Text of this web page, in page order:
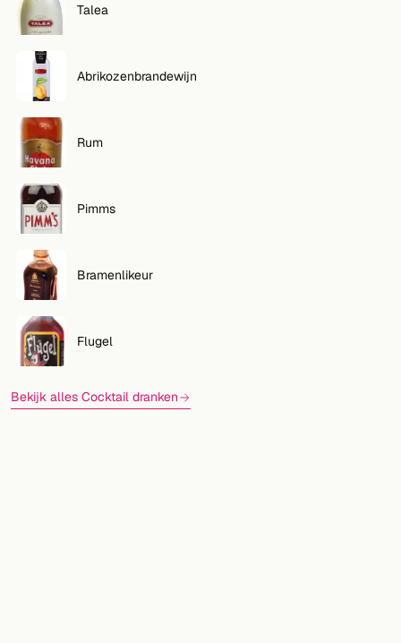
Cocktail app
Talea
Abrikozenbrandewijn
Rum
Pimms
Bramenlikeur
Flugel
Bekijk alles Cocktail dranken